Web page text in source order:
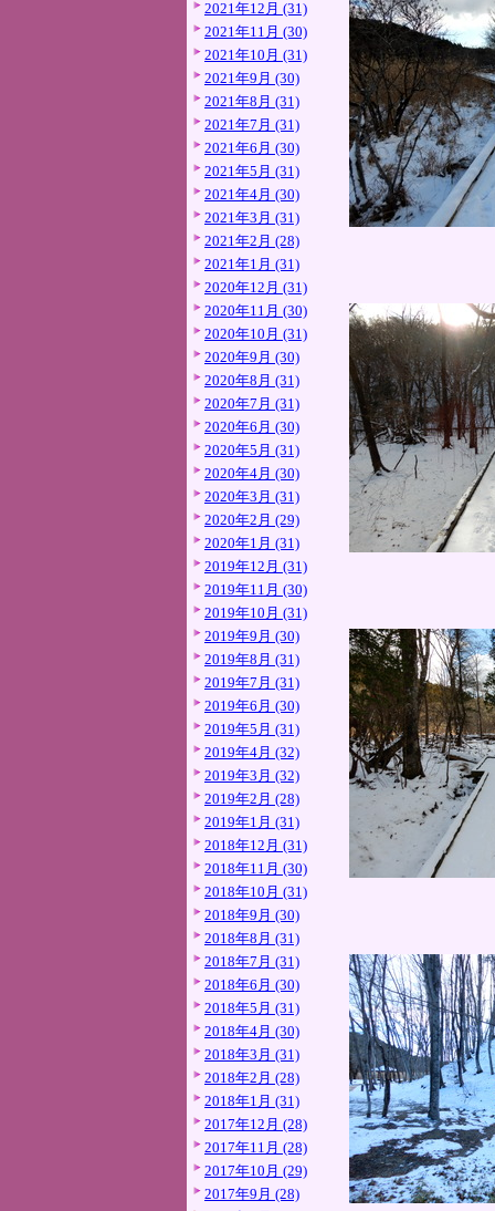
2021年12月 (31)
2021年11月 (30)
2021年10月 (31)
2021年9月 (30)
2021年8月 (31)
2021年7月 (31)
2021年6月 (30)
2021年5月 (31)
2021年4月 (30)
2021年3月 (31)
2021年2月 (28)
2021年1月 (31)
2020年12月 (31)
2020年11月 (30)
2020年10月 (31)
2020年9月 (30)
2020年8月 (31)
2020年7月 (31)
2020年6月 (30)
2020年5月 (31)
2020年4月 (30)
2020年3月 (31)
2020年2月 (29)
2020年1月 (31)
2019年12月 (31)
2019年11月 (30)
2019年10月 (31)
2019年9月 (30)
2019年8月 (31)
2019年7月 (31)
2019年6月 (30)
2019年5月 (31)
2019年4月 (32)
2019年3月 (32)
2019年2月 (28)
2019年1月 (31)
2018年12月 (31)
2018年11月 (30)
2018年10月 (31)
2018年9月 (30)
2018年8月 (31)
2018年7月 (31)
2018年6月 (30)
2018年5月 (31)
2018年4月 (30)
2018年3月 (31)
2018年2月 (28)
2018年1月 (31)
2017年12月 (28)
2017年11月 (28)
2017年10月 (29)
2017年9月 (28)